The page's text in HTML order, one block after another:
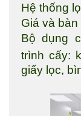
Hệ thống
Giá và
Bộ dụng
trình cấy:
giấy lọc,